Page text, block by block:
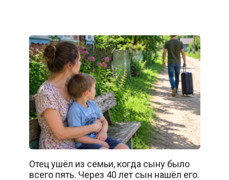
Отец ушёл из семьи, когда сыну было
всего пять. Через 40 лет сын нашёл его.